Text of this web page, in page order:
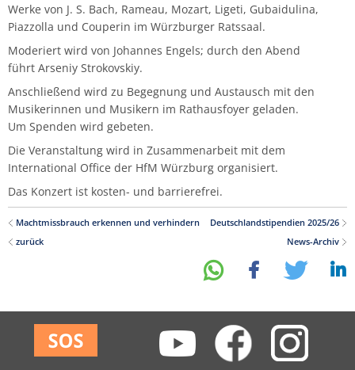
Werke von J. S. Bach, Rameau, Mozart, Ligeti, Gubaidulina,
Piazzolla und Couperin im Würzburger Ratssaal.
Moderiert wird von Johannes Engels; durch den Abend
führt Arseniy Strokovskiy.
Anschließend wird zu Begegnung und Austausch mit den
Musikerinnen und Musikern im Rathausfoyer geladen.
Um Spenden wird gebeten.
Die Veranstaltung wird in Zusammenarbeit mit dem
International Office der HfM Würzburg organisiert.
Das Konzert ist kosten- und barrierefrei.
Machtmissbrauch erkennen und verhindern
Deutschlandstipendien 2025/26
zurück
News-Archiv
Musiktheaterkorrepetition
Musiktheorie
Orchesterleitung
Percussion
Streichinstrumente
Master of Music in Performance and Pedagogy
Gertrud Then
Günther Wich
Johannes Wolf
Fachgruppe
Musikwissenschaft/Musikermedizin
Fachgruppe Musikpädagogik Lehramt
Fachgruppe Streichinstrumente